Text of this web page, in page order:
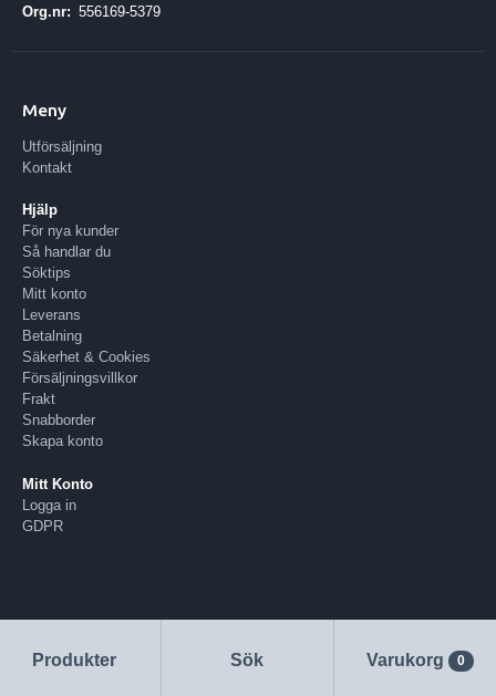
Produkter Sök Varukorg 0
Org.nr: 556169-5379
Meny
Utförsäljning
Kontakt
Hjälp
För nya kunder
Så handlar du
Söktips
Mitt konto
Leverans
Betalning
Säkerhet & Cookies
Försäljningsvillkor
Frakt
Snabborder
Skapa konto
Mitt Konto
Logga in
GDPR